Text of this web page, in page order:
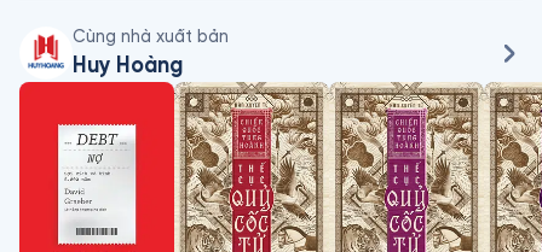
Cùng nhà xuất bản
Huy Hoàng